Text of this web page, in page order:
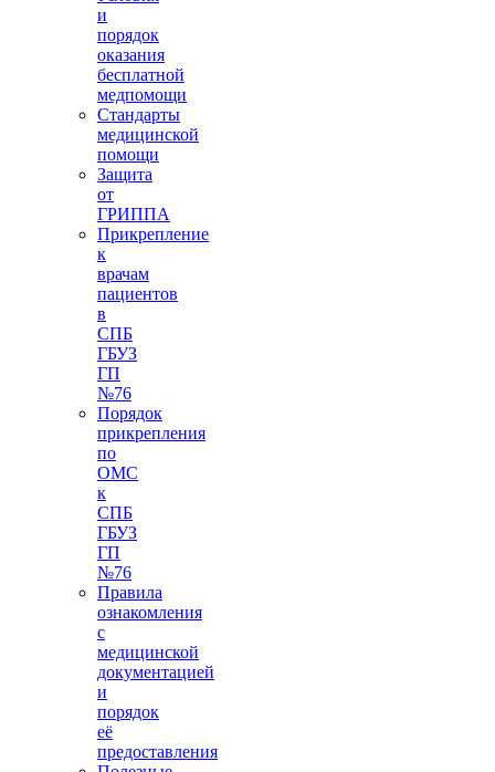
и
порядок
оказания
бесплатной
медпомощи
Стандарты
медицинской
помощи
Защита
от
ГРИППА
Прикрепление
к
врачам
пациентов
в
СПБ
ГБУЗ
ГП
№76
Порядок
прикрепления
по
ОМС
к
СПБ
ГБУЗ
ГП
№76
Правила
ознакомления
с
медицинской
документацией
и
порядок
её
предоставления